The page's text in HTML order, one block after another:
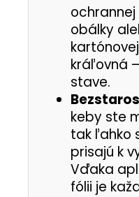
obálky
kráľovná
stave.
keby ste
tak ľahko
prisajú k
Vďaka
fólii je